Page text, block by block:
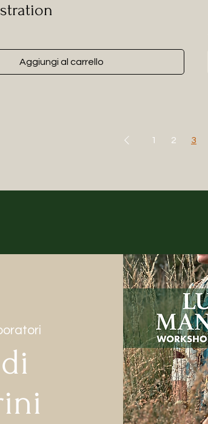
Aggiungi al carrello
1 2 3